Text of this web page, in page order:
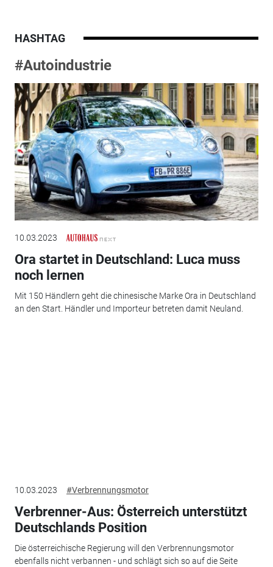
HASHTAG
#Autoindustrie
10.03.2023
Ora startet in Deutschland: Luca muss
noch lernen
Mit 150 Händlern geht die chinesische Marke Ora in Deutschland
an den Start. Händler und Importeur betreten damit Neuland.
10.03.2023 #Verbrennungsmotor
Verbrenner-Aus: Österreich unterstützt
Deutschlands Position
Die österreichische Regierung will den Verbrennungsmotor
ebenfalls nicht verbannen - und schlägt sich so auf die Seite